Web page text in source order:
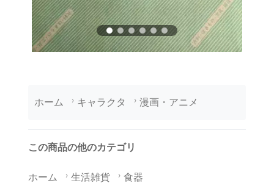
ホーム キャラクタ 漫画・アニメ
この商品の他のカテゴリ
ホーム 生活雑貨 食器